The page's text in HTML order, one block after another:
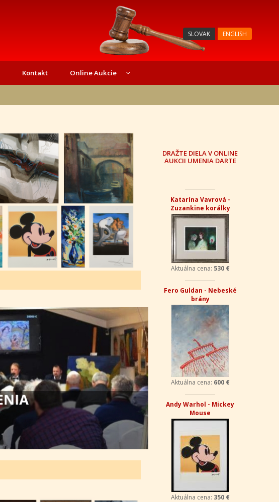
SLOVAK ENGLISH
Kontakt Online Aukcie
DRAŽTE DIELA V ONLINE
AUKCII UMENIA DARTE
Katarína Vavrová -
Zuzankine korálky
Aktuálna cena: 530 €
Fero Guldan - Nebeské
brány
Aktuálna cena: 600 €
Andy Warhol - Mickey
Mouse
Aktuálna cena: 350 €